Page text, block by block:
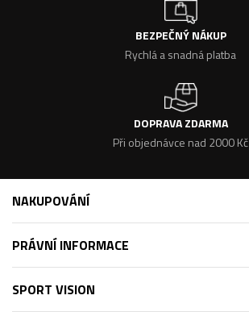
BEZPEČNÝ NÁKUP
Rychlá a snadná platba
DOPRAVA ZDARMA
Při objednávce nad 2000 Kč
NAKUPOVÁNÍ
PRÁVNÍ INFORMACE
SPORT VISION